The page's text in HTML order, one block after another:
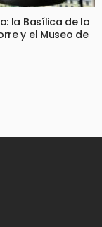
la Basílica de la
y el Museo de